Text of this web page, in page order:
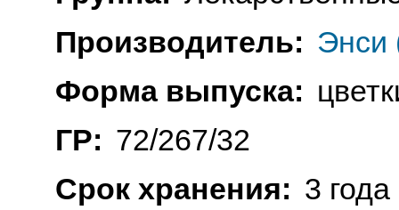
Производитель: Энси
Форма выпуска:
ГР: 72/267/32
Срок хранения: 3 года